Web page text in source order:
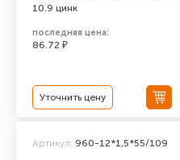
10.9 цинк
последняя цена:
86.72 ₽
Уточнить цену
Артикул: 960-12*1,5*55/109